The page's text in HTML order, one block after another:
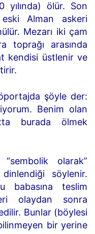
yılında) ölür. Son
eski Alman askeri
Mezarı iki çam
toprağı arasında
kendisi üstlenir ve
şöyle der:
Benim olan
burada ölmek
olarak”
dinlendiği söylenir.
babasına teslim
olaydan sonra
Bunlar (böylesi
bir yerine